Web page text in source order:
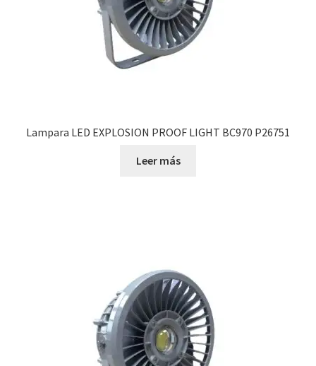
Lampara LED EXPLOSION PROOF LIGHT BC970 P26751
Leer más